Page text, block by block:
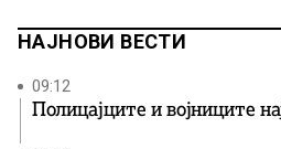
НАЈНОВИ ВЕСТИ
09:12
Полицајците и војниците